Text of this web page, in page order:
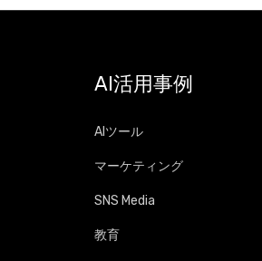
AI活用事例
AIツール
マーケティング
SNS Media
教育